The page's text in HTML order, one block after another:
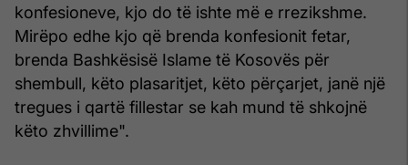
konfesioneve, kjo do të ishte më e rrezikshme.
Mirëpo edhe kjo që brenda konfesionit fetar,
brenda Bashkësisë Islame të Kosovës për
shembull, këto plasaritjet, këto përçarjet, janë një
tregues i qartë fillestar se kah mund të shkojnë
këto zhvillime".